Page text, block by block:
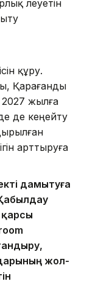
әлеуетін
құру.
Қарағанды
жылға
де кеңейту
арттыруға
дамытуға
қарсы
жол-